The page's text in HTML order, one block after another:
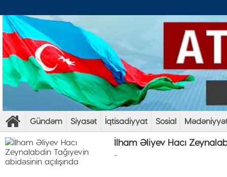
Gündəm Siyasət İqtisadiyyat Sosial
İlham Əliyev Hacı